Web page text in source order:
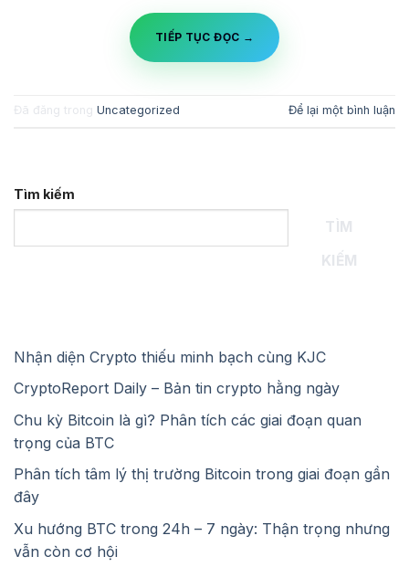
TIẾP TỤC ĐỌC →
Đã đăng trong Uncategorized Để lại một bình luận
Tìm kiếm
TÌM
KIẾM
Nhận diện Crypto thiếu minh bạch cùng KJC
CryptoReport Daily – Bản tin crypto hằng ngày
Chu kỳ Bitcoin là gì? Phân tích các giai đoạn quan
trọng của BTC
Phân tích tâm lý thị trường Bitcoin trong giai đoạn gần
đây
Xu hướng BTC trong 24h – 7 ngày: Thận trọng nhưng
vẫn còn cơ hội